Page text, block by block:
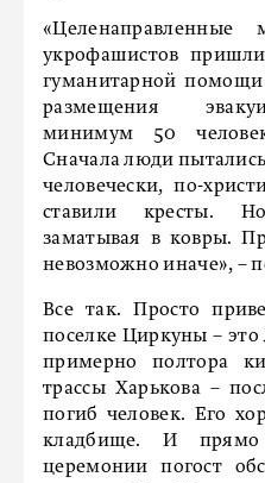
«Целенаправленные
укрофашистов
гуманитарной
размещения
минимум 50
Сначала люди
человечески, по-
ставили кресты.
заматывая в ковры.
невозможно иначе», –
Все так. Просто
поселке Циркуны –
примерно полтора
трассы Харькова –
погиб человек. Его
кладбище. И
церемонии погост